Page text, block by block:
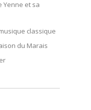
Yenne et sa
classique
du Marais